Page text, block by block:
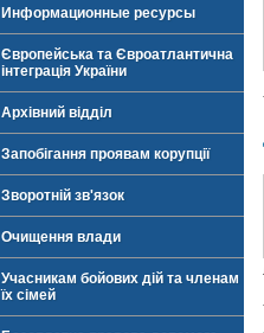
Информационные ресурсы
Європейська та Євроатлантична
інтеграція України
Архівний відділ
Запобігання проявам корупції
Зворотній зв'язок
Очищення влади
Учасникам бойових дій та членам
їх сімей